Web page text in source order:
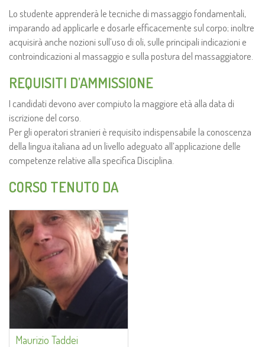
Lo studente apprenderà le tecniche di massaggio fondamentali,
imparando ad applicarle e dosarle efficacemente sul corpo; inoltre
acquisirà anche nozioni sull’uso di oli, sulle principali indicazioni e
controindicazioni al massaggio e sulla postura del massaggiatore.
REQUISITI D’AMMISSIONE
I candidati devono aver compiuto la maggiore età alla data di
iscrizione del corso.
Per gli operatori stranieri è requisito indispensabile la conoscenza
della lingua italiana ad un livello adeguato all’applicazione delle
competenze relative alla specifica Disciplina.
CORSO TENUTO DA
Maurizio Taddei